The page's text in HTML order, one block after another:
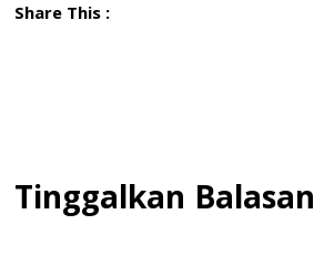
Share This :
Tinggalkan Balasan